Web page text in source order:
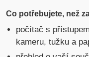
Co potřebujete, než
počítač s
kameru, tužku a